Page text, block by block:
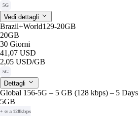
5G
Vedi dettagli
Brazil+World129-20GB
20GB
30 Giorni
41,07 USD
2,05 USD/GB
5G
Dettagli
Global 156-5G – 5 GB (128 kbps) – 5
5GB
+ ∞ a 128kbps